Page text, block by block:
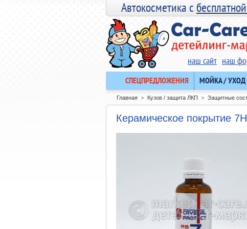
Автокосметика с
наш сайт наш
СПЕЦПРЕДЛОЖЕНИЯ МОЙКА / УХОД
Главная > Кузов / защита ЛКП > Защитные
Керамическое покрытие